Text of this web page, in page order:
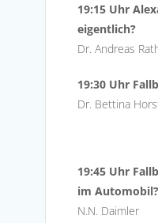
19:15 Uhr
eigentlich?
Dr. Andreas
19:30 Uhr
Dr. Bettina
19:45 Uhr
im Automobil?
N.N. Daimler